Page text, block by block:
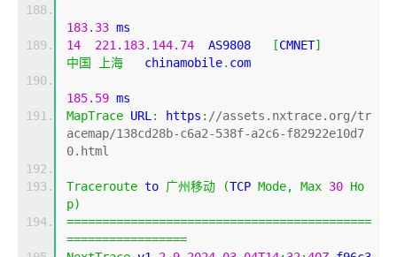
183.33 ms
14
221.183. 144.74
  AS9808
[CMNET]
中国
上海
   chinamobile
. com
185.59 ms
MapTrace URL : https : //assets.nxtrace.org/tr
acemap/138cd28b-c6a2-538f-a2c6-f82922e10d7
0.html
Traceroute to 广州移动 (TCP Mode, Max 30 Ho
p)
===========================================
=================